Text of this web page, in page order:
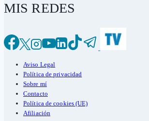
MIS REDES
Aviso Legal
Política de privacidad
Sobre mí
Contacto
Política de cookies (UE)
Afiliación